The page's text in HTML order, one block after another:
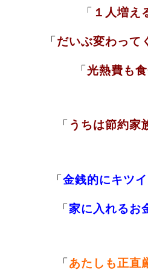
「 １ 人増え
「 だいぶ変わって
「光熱費も
「 うちは節約家
「 金銭的にキツ
「家に入れるお
「 あたしも正直